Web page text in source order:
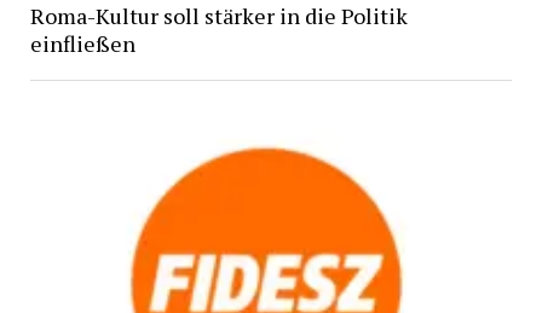
Roma-Kultur soll stärker in die Politik
einfließen